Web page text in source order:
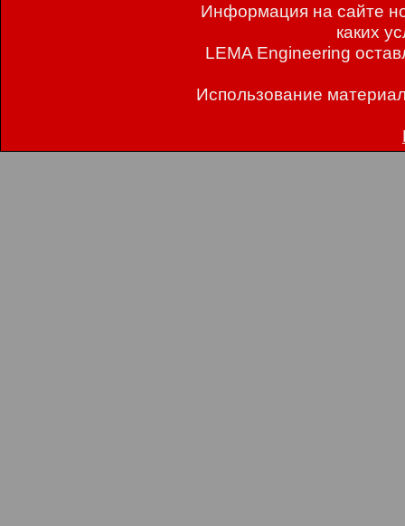
Информация на сайте
каких
LEMA Engineering
Использование